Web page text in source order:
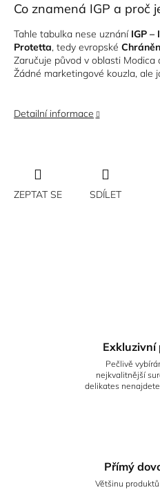
Co znamená IGP a proč
Tahle tabulka nese uznání IGP –
Protetta, tedy evropské
Zaručuje původ v oblasti
Žádné marketingové kouzla, ale
Detailní informace
ZEPTAT SE SDÍLET
Pečlivě
nejkvalitnější
delikates
Přímý
Většinu